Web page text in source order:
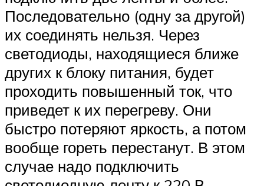
Последовательно (одну за другой)
их соединять нельзя. Через
светодиоды, находящиеся ближе
других к блоку питания, будет
проходить повышенный ток, что
приведет к их перегреву. Они
быстро потеряют яркость, а потом
вообще гореть перестанут. В этом
случае надо подключить